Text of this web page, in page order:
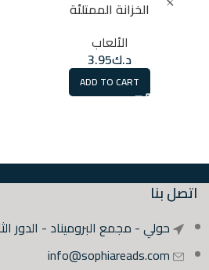
الخزانة الممتلئة
الألعاب
د.ك3.95
ADD TO CART
اتصل بنا
حولي - مجمع البروميناد - الدور
info@sophiareads.com